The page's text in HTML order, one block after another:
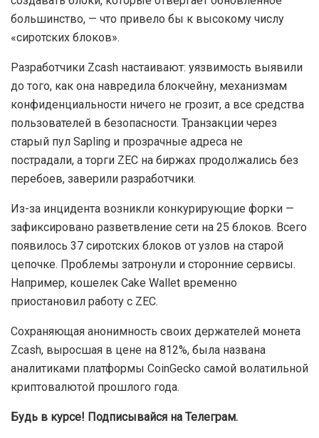
большинство, — что привело бы к высокому числу
«сиротских блоков».
Разработчики Zcash настаивают: уязвимость выявили
до того, как она навредила блокчейну, механизмам
конфиденциальности ничего не грозит, а все средства
пользователей в безопасности. Транзакции через
старый пул Sapling и прозрачные адреса не
пострадали, а торги ZEC на биржах продолжались без
перебоев, заверили разработчики.
Из-за инцидента возникли конкурирующие форки —
зафиксировано разветвление сети на 25 блоков. Всего
появилось 37 сиротских блоков от узлов на старой
цепочке. Проблемы затронули и сторонние сервисы.
Например, кошелек Cake Wallet временно
приостановил работу с ZEC.
Сохраняющая анонимность своих держателей монета
Zcash, выросшая в цене на 812%, была названа
аналитиками платформы CoinGecko самой волатильной
криптовалютой прошлого года.
Будь в курсе! Подписывайся на Телеграм.